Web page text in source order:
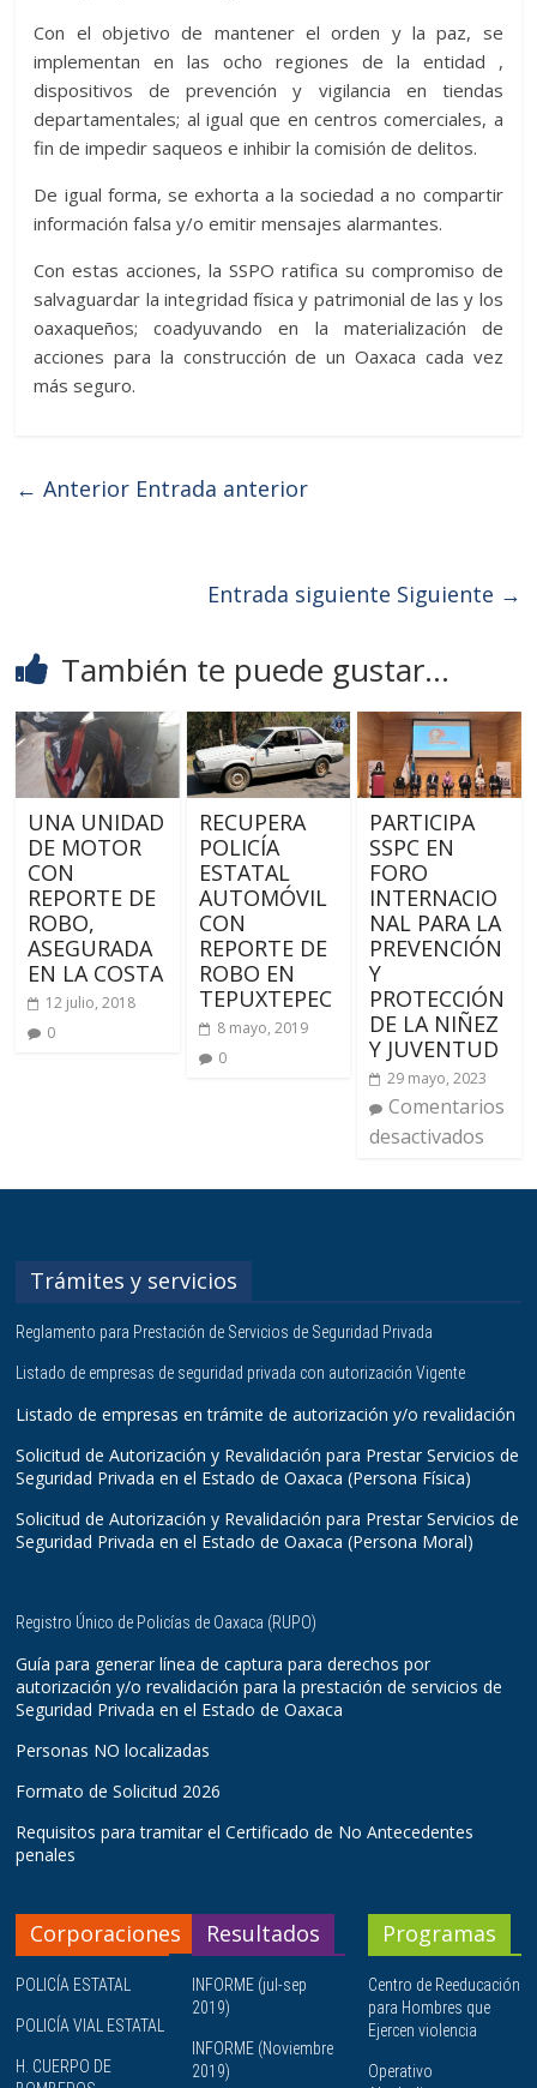
Con el objetivo de mantener el orden y la paz, se
implementan en las ocho regiones de la entidad ,
dispositivos de prevención y vigilancia en tiendas
departamentales; al igual que en centros comerciales, a
fin de impedir saqueos e inhibir la comisión de delitos.
De igual forma, se exhorta a la sociedad a no compartir
información falsa y/o emitir mensajes alarmantes.
Con estas acciones, la SSPO ratifica su compromiso de
salvaguardar la integridad física y patrimonial de las y los
oaxaqueños; coadyuvando en la materialización de
acciones para la construcción de un Oaxaca cada vez
más seguro.
← Anterior Entrada anterior
Entrada siguiente Siguiente →
También te puede gustar...
UNA UNIDAD
DE MOTOR
CON
REPORTE DE
ROBO,
ASEGURADA
EN LA COSTA
12 julio, 2018
0
RECUPERA
POLICÍA
ESTATAL
AUTOMÓVIL
CON
REPORTE DE
ROBO EN
TEPUXTEPEC
8 mayo, 2019
0
PARTICIPA
SSPC EN
FORO
INTERNACIO
NAL PARA LA
PREVENCIÓN
Y
PROTECCIÓN
DE LA NIÑEZ
Y JUVENTUD
29 mayo, 2023
Comentarios
desactivados
Trámites y servicios
Reglamento para Prestación de Servicios de Seguridad Privada
Listado de empresas de seguridad privada con autorización Vigente
Listado de empresas en trámite de autorización y/o revalidación
Solicitud de Autorización y Revalidación para Prestar Servicios de
Seguridad Privada en el Estado de Oaxaca (Persona Física)
Solicitud de Autorización y Revalidación para Prestar Servicios de
Seguridad Privada en el Estado de Oaxaca (Persona Moral)
Registro Único de Policías de Oaxaca (RUPO)
Guía para generar línea de captura para derechos por
autorización y/o revalidación para la prestación de servicios de
Seguridad Privada en el Estado de Oaxaca
Personas NO localizadas
Formato de Solicitud 2026
Requisitos para tramitar el Certificado de No Antecedentes
penales
Corporaciones
POLICÍA ESTATAL
POLICÍA VIAL ESTATAL
H. CUERPO DE
Resultados
INFORME (jul-sep
2019)
INFORME (Noviembre
2019)
Programas
Centro de Reeducación
para Hombres que
Ejercen violencia
Operativo